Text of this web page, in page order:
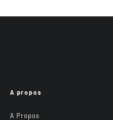
A propos
A Propos